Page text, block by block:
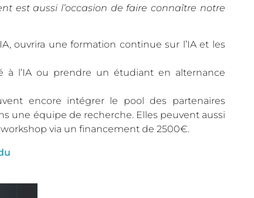
est aussi l’occasion de faire connaître notre
ouvrira une formation continue sur l’IA et les
à l’IA ou prendre un étudiant en alternance
encore intégrer le pool des partenaires
une équipe de recherche. Elles peuvent aussi
via un financement de 2500€.